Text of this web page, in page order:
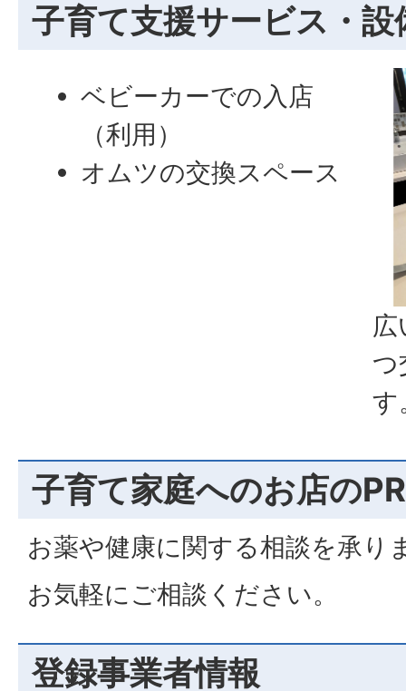
子育て支援サービス・設
つ
す
ベビーカーでの入店
（利用）
オムツの交換スペース
子育て家庭へのお店のPR
お薬や健康に関する相談を承り
お気軽にご相談ください。
登録事業者情報